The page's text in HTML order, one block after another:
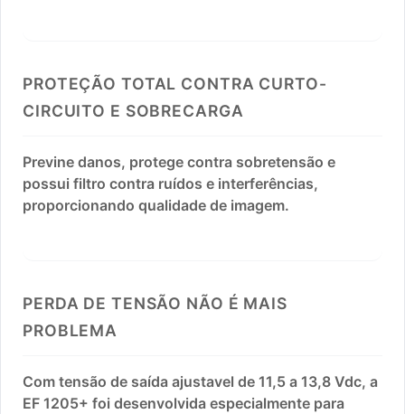
PROTEÇÃO TOTAL CONTRA CURTO-
CIRCUITO E SOBRECARGA
Previne danos, protege contra sobretensão e
possui filtro contra ruídos e interferências,
proporcionando qualidade de imagem.
PERDA DE TENSÃO NÃO É MAIS
PROBLEMA
Com tensão de saída ajustavel de 11,5 a 13,8 Vdc, a
EF 1205+ foi desenvolvida especialmente para